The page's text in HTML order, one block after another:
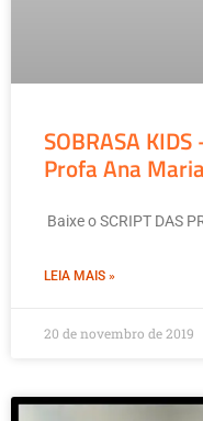
SOBRASA
Profa Ana
Baixe o SCRIPT DAS
LEIA MAIS »
20 de novembro de 2019